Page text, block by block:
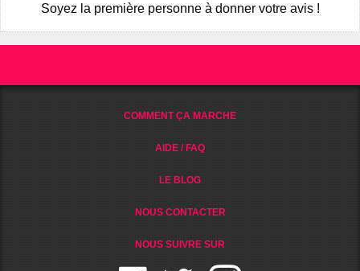
Soyez la première personne à donner votre avis !
COMMENT ÇA MARCHE
AIDE / FAQ
LE BLOG
NOUS CONTACTER
NOUS SUIVRE SUR